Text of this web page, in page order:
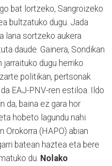
bat lortzeko, Sangroizeko
bultzatuko dugu. Ja­da
lana sortzeko aukera
daude. Gainera, Sondikan
dugu herriko
politikan, pertsonak
EAJ-PNV-ren estiloa. Ildo
da, baina ez gara hor
hobeto lagundu nahi
Orokorra (HAPO) abian
batean haztea eta bere
du. Nolako